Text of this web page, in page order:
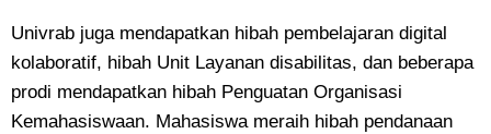
Univrab juga mendapatkan hibah pembelajaran digital
kolaboratif, hibah Unit Layanan disabilitas, dan beberapa
prodi mendapatkan hibah Penguatan Organisasi
Kemahasiswaan. Mahasiswa meraih hibah pendanaan